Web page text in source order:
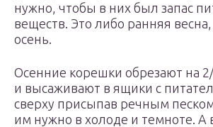
нужно, чтобы в них был запас
веществ. Это либо ранняя
осень.
Осенние корешки обрезают на
и высаживают в ящики с
сверху присыпав речным
им нужно в холоде и темноте. А